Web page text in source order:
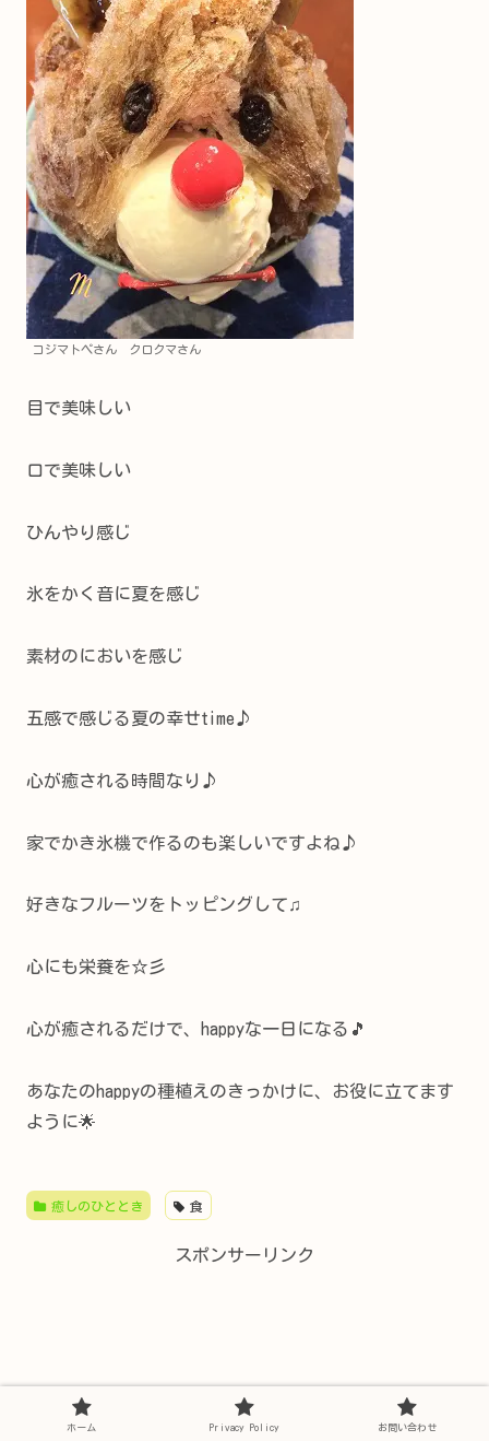
コジマトペさん クロクマさん
目で美味しい
口で美味しい
ひんやり感じ
氷をかく音に夏を感じ
素材のにおいを感じ
五感で感じる夏の幸せtime♪
心が癒される時間なり♪
家でかき氷機で作るのも楽しいですよね♪
好きなフルーツをトッピングして♫
心にも栄養を☆彡
心が癒されるだけで、happyな一日になる🎵
あなたのhappyの種植えのきっかけに、お役に立てます
ように🌟
癒しのひととき 食
スポンサーリンク
ホーム Privacy Policy お問い合わせ